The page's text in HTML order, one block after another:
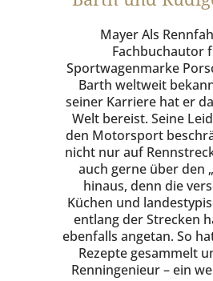
Mayer Als
Fachbuchautor
Sportwagenmarke
Barth weltweit
seiner Karriere hat er
Welt bereist. Seine
den Motorsport
nicht nur auf
auch gerne über den
hinaus, denn die
Küchen und
entlang der Strecken
ebenfalls angetan. So
Rezepte gesammelt
Renningenieur – ein